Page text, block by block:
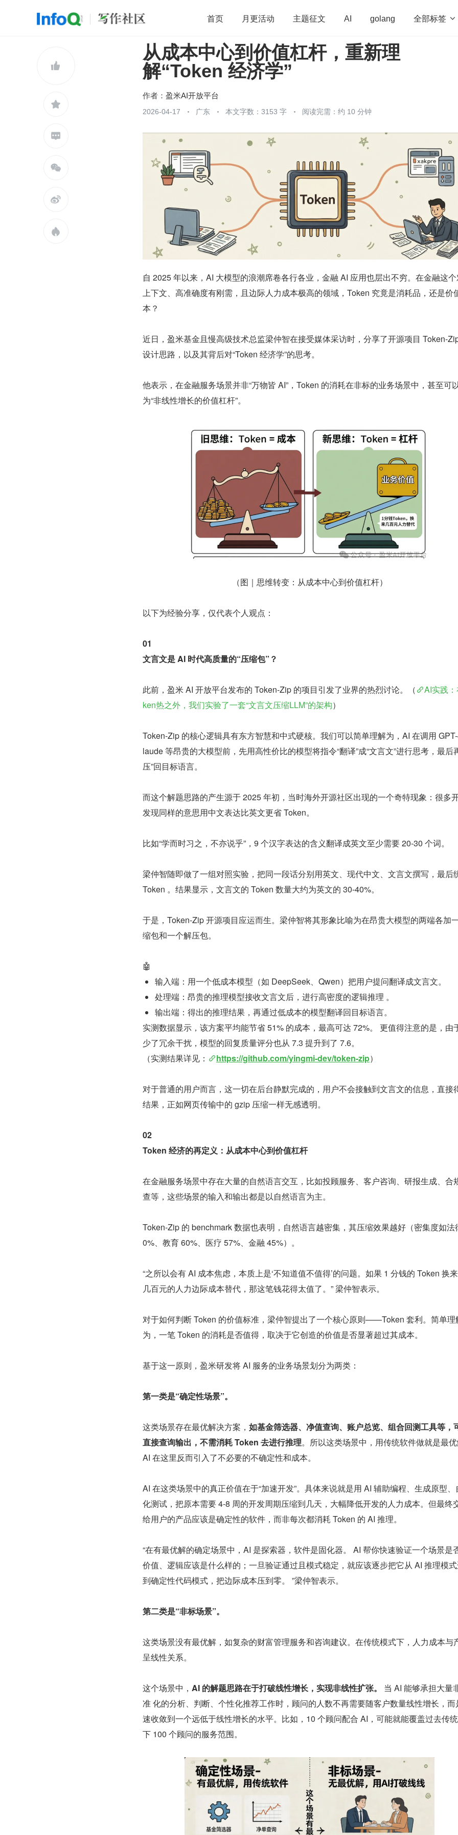
首页 月更活动 主题征文 AI golang 全部标签 
开源 架构 OpenHarmony 算法 学习方法 Web3.0
前端 团队管理 程序员 运维






从成本中心到价值杠杆，重新理
解“Token 经济学”
作者： 盈米AI开放平台
2026-04-17 广东 本文字数：3153 字 阅读完需：约 10 分钟
自 2025 年以来，AI 大模型的浪潮席卷各行各业，金融 AI 应用也层出不穷。在金融这
上下文、高准确度有刚需，且边际人力成本极高的领域，Token 究竟是消耗品，还是价
本？
近日，盈米基金且慢高级技术总监梁仲智在接受媒体采访时，分享了开源项目 Token-
设计思路，以及其背后对“Token 经济学”的思考。
他表示，在金融服务场景并非“万物皆 AI”，Token 的消耗在非标的业务场景中，甚至可
为“非线性增长的价值杠杆”。
（图｜思维转变：从成本中心到价值杠杆）
以下为经验分享，仅代表个人观点：
01
文言文是 AI 时代高质量的“压缩包”？
此前，盈米 AI 开放平台发布的 Token-Zip 的项目引发了业界的热烈讨论。（
AI实践
ken热之外，我们实验了一套“文言文压缩LLM”的架构）
Token-Zip 的核心逻辑具有东方智慧和中式硬核。我们可以简单理解为，AI 在调用
laude 等昂贵的大模型前，先用高性价比的模型将指令“翻译”成“文言文”进行思考，最后
压”回目标语言。
而这个解题思路的产生源于 2025 年初，当时海外开源社区出现的一个奇特现象：很多
发现同样的意思用中文表达比英文更省 Token。
比如“学而时习之，不亦说乎”，9 个汉字表达的含义翻译成英文至少需要 20-30 个词。
梁仲智随即做了一组对照实验，把同一段话分别用英文、现代中文、文言文撰写，最后
Token 。结果显示，文言文的 Token 数量大约为英文的 30-40%。
于是，Token-Zip 开源项目应运而生。梁仲智将其形象比喻为在昂贵大模型的两端各加
缩包和一个解压包。
🤖
输入端：用一个低成本模型（如 DeepSeek、Qwen）把用户提问翻译成文言文。
处理端：昂贵的推理模型接收文言文后，进行高密度的逻辑推理 。
输出端：得出的推理结果，再通过低成本的模型翻译回目标语言。
实测数据显示，该方案平均能节省 51% 的成本，最高可达 72%。 更值得注意的是，由
少了冗余干扰，模型的回复质量评分也从 7.3 提升到了 7.6。
（实测结果详见：
https://github.com/yingmi-dev/token-zip）
对于普通的用户而言，这一切在后台静默完成的，用户不会接触到文言文的信息，直接
结果，正如网页传输中的 gzip 压缩一样无感透明。
02
Token 经济的再定义：从成本中心到价值杠杆
在金融服务场景中存在⼤量的⾃然语⾔交互，比如投顾服务、客户咨询、研报⽣成、合
查等，这些场景的输⼊和输出都是以⾃然语⾔为主。
Token-Zip 的 benchmark 数据也表明，自然语言越密集，其压缩效果越好（密集度如法
0%、教育 60%、医疗 57%、⾦融 45%）。
“之所以会有 AI 成本焦虑，本质上是‘不知道值不值得’的问题。如果 1 分钱的 Token 换
几百元的人力边际成本替代，那这笔钱花得太值了。” 梁仲智表示。
对于如何判断 Token 的价值标准，梁仲智提出了一个核心原则——Token 套利。简单理
为，一笔 Token 的消耗是否值得，取决于它创造的价值是否显著超过其成本。
基于这一原则，盈米研发将 AI 服务的业务场景划分为两类：
第一类是“确定性场景”。
这类场景存在最优解决方案， 如基金筛选器、净值查询、账户总览、组合回测工具等，
直接查询输出，不需消耗 Token 去进行推理。所以这类场景中，⽤传统软件做就是最优
AI 在这⾥反⽽引⼊了不必要的不确定性和成本。
AI 在这类场景中的真正价值在于“加速开发”。具体来说就是⽤ AI 辅助编程、⽣成原型、
化测试，把原本需要 4-8 周的开发周期压缩到⼏天，⼤幅降低开发的⼈⼒成本。但最终
给⽤户的产品应该是确定性的软件，⽽非每次都消耗 Token 的 AI 推理。
“在有最优解的确定场景中，AI 是探索器，软件是固化器。 AI 帮你快速验证⼀个场景是
价值、逻辑应该是什么样的；⼀旦验证通过且模式稳定，就应该逐步把它从 AI 推理模
到确定性代码模式，把边际成本压到零。 ”梁仲智表示。
第二类是“非标场景”。
这类场景没有最优解，如复杂的财富管理服务和咨询建议。在传统模式下，人力成本与
呈线性关系。
这个场景中， AI 的解题思路在于打破线性增长，实现非线性扩张。
当 AI 能够承担⼤量
准 化的分析、判断、个性化推荐⼯作时，顾问的⼈数不再需要随客户数量线性增⻓，⽽
速收敛到⼀个远低于线性增⻓的⽔平。比如，10 个顾问配合 AI，可能就能覆盖过去传
下 100 个顾问的服务范围。